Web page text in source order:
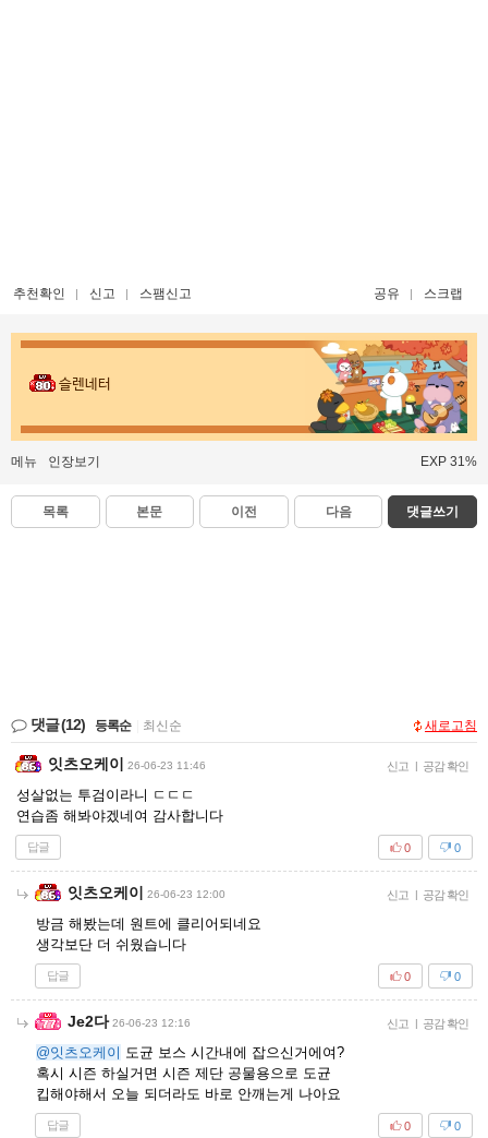
추천확인 신고 스팸신고 공유 스크랩
슬렌네터
메뉴 인장보기 EXP 31%
목록 본문 이전 다음 댓글쓰기
댓글(12) 등록순 최신순 새로고침
잇츠오케이 26-06-23 11:46 신고 | 공감 확인
성살없는 투검이라니 ㄷㄷㄷ
연습좀 해봐야겠네여 감사합니다
답글 0
0
잇츠오케이 26-06-23 12:00 신고 | 공감 확인
방금 해봤는데 원트에 클리어되네요
생각보단 더 쉬웠습니다
답글 0
0
Je2다 26-06-23 12:16 신고 | 공감 확인
@잇츠오케이 도균 보스 시간내에 잡으신거에여?
혹시 시즌 하실거면 시즌 제단 공물용으로 도균
킵해야해서 오늘 되더라도 바로 안깨는게 나아요
답글 0
0